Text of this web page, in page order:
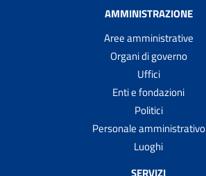
AMMINISTRAZIONE
Aree amministrative
Organi di governo
Uffici
Enti e fondazioni
Politici
Personale amministrativo
Luoghi
SERVIZI